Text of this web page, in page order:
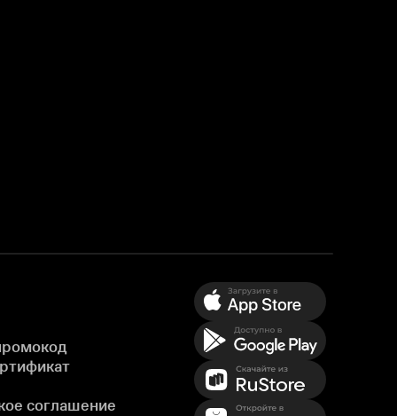
соглашение